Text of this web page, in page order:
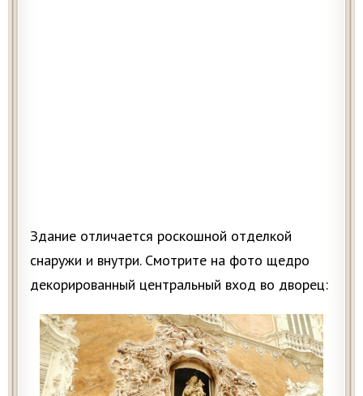
Здание отличается роскошной отделкой
снаружи и внутри. Смотрите на фото щедро
декорированный центральный вход во дворец: